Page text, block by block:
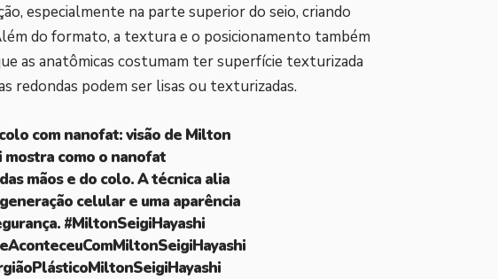
especialmente na parte superior do seio, criando
do formato, a textura e o posicionamento também
as anatômicas costumam ter superfície texturizada
redondas podem ser lisas ou texturizadas.
com nanofat: visão de Milton
mostra como o nanofat
mãos e do colo. A técnica alia
celular e uma aparência
#MiltonSeigiHayashi